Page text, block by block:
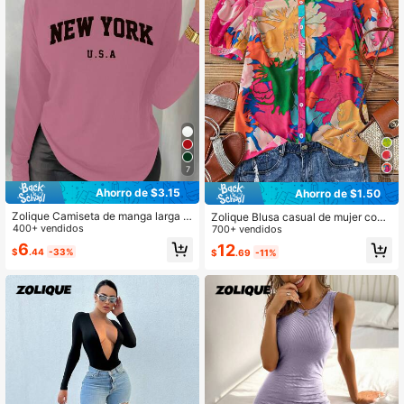
7
Ahorro de $3.15
Zolique Camiseta de manga larga c
ómoda y casual con estampado grá
fico "New York", adecuada para uso
diario y ropa de estar en casa
400+ vendidos
$6.44 -33%
Ahorro de $1.50
Zolique Blusa casual de mujer con
estampado integral con mangas cor
tas y abotonada
700+ vendidos
$12.69 -11%